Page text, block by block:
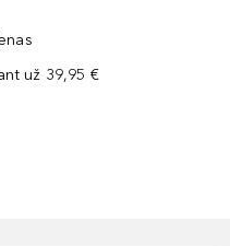
už 39,95 €